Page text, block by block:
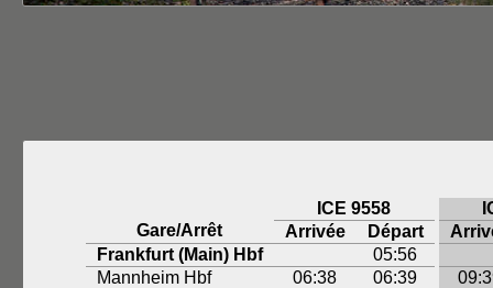
ICE 9558
Gare/Arrêt
Arrivée Départ
Frankfurt (Main) Hbf
05:56
Mannheim Hbf
06:38 06:39